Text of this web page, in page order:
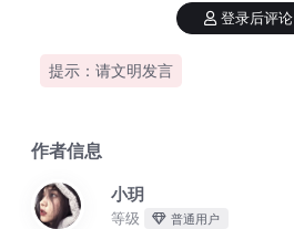
提示：请文明发言
登录后评论
作者信息
小玥
等级 普通用户